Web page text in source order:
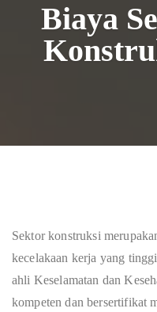
Biaya
Sektor konstruksi
kecelakaan kerja yang
ahli Keselamatan dan
kompeten dan bersertifikat